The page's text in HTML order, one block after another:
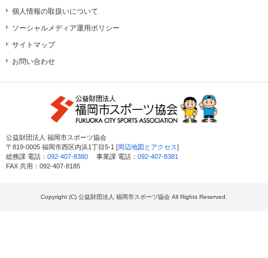
個人情報の取扱いについて
ソーシャルメディア運用ポリシー
サイトマップ
お問い合わせ
公益財団法人 福岡市スポーツ協会
〒819-0005 福岡市西区内浜1丁目5-1 [周辺地図とアクセス]
総務課 電話： 092-407-8380 事業課 電話： 092-407-8381
FAX 共用：092-407-8185
Copyright (C) 公益財団法人 福岡市スポーツ協会 All Rights Reserved.